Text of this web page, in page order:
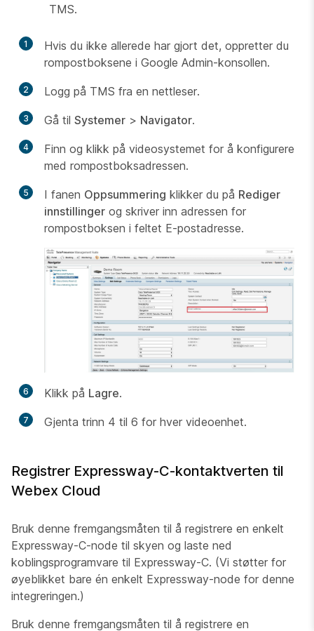
TMS.
1
Hvis du ikke allerede har gjort det, oppretter du
rompostboksene i Google Admin-konsollen.
2 Logg på TMS fra en nettleser.
3 Gå til Systemer > Navigator.
4
Finn og klikk på videosystemet for å konfigurere
med rompostboksadressen.
5 I fanen Oppsummering klikker du på Rediger
innstillinger og skriver inn adressen for
rompostboksen i feltet E-postadresse.
6 Klikk på Lagre.
7 Gjenta trinn 4 til 6 for hver videoenhet.
Registrer Expressway-C-kontaktverten til
Webex Cloud
Bruk denne fremgangsmåten til å registrere en enkelt
Expressway-C-node til skyen og laste ned
koblingsprogramvare til Expressway-C. (Vi støtter for
øyeblikket bare én enkelt Expressway-node for denne
integreringen.)
Bruk denne fremgangsmåten til å registrere en